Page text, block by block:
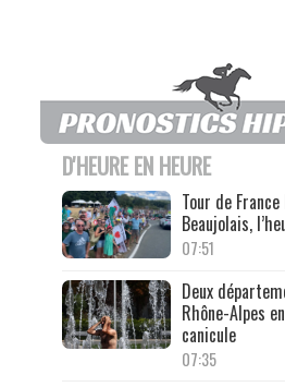
D'HEURE EN HEURE
Tour de
Beaujolais,
07:51
Deux
Rhône-Alpes
canicule
07:35